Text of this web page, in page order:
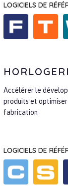
LOGICIELS DE
Accélérer le
produits et
fabrication
LOGICIELS DE